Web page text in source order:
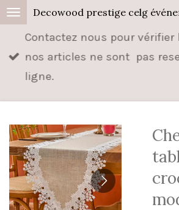
Passer
contenu
principal
Contactez nous pour
nos articles ne sont pas
ligne.